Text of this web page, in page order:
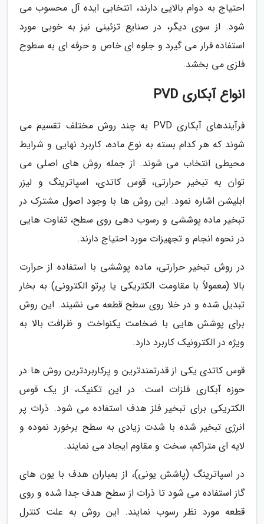
احتیاج به دوام بالایی دارند، انتخابی ایده آل محسوب می
شود. از سوی دیگر، در صنایع تزئینی نیز به خوبی مورد
استفاده قرار می گیرد و جلوه ای خاص و حرفه ای به سطوح
فلزی می بخشد.
انواع آبکاری PVD
فرآیندهای آبکاری PVD به چند روش مختلف تقسیم می
شوند که هر کدام بسته به نوع ماده، کاربرد نهایی و شرایط
محیطی انتخاب می شوند. از جمله روش های اصلی می
توان به تبخیر حرارتی، قوس کاتدی، اسپاترینگ و لیزر
ابلیشن اشاره نمود. این روش ها با وجود اصول مشترک در
تبخیر ماده پوششی و رسوب دهی روی سطح، تفاوت هایی
در نحوه انجام و تجهیزات مورد احتیاج دارند.
در روش تبخیر حرارتی، ماده پوششی با استفاده از حرارت
بالا (معمولاً با مقاومت الکتریکی یا پرتو الکترونی) به بخار
تبدیل شده و در خلا روی سطح قطعه می نشیند. این روش
برای پوشش هایی با ضخامت یکنواخت و ظرافت بالا به
ویژه در الکترونیک کاربرد دارد.
قوس کاتدی یکی از قدرتمندترین و پرکاربردترین روش ها در
حوزه آبکاری فلزات است. در این تکنیک، از یک قوس
الکتریکی برای تبخیر فلز هدف استفاده می شود. ذرات پر
انرژی تبخیر شده با شدت زیادی به سطح برخورد نموده و
لایه ای متراکم، سخت و مقاوم ایجاد می نمایند.
در اسپاترینگ (پاشش یونی)، از بمباران هدف با یون های
گاز استفاده می شود تا ذرات از سطح هدف جدا شده و روی
قطعه مورد نظر رسوب نمایند. این روش به علت کنترل